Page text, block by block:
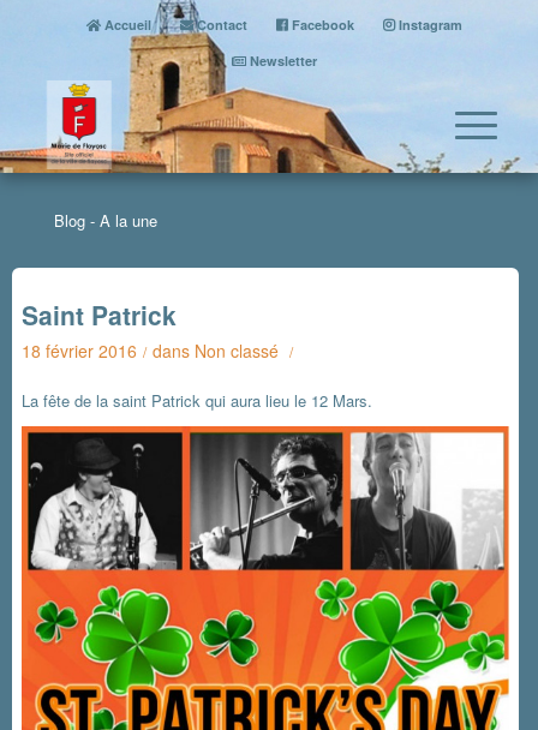
Accueil Contact Facebook
Instagram
Newsletter
Blog - A la une
Saint Patrick
18 février 2016 / dans Non classé /
La fête de la saint Patrick qui aura lieu le 12 Mars.